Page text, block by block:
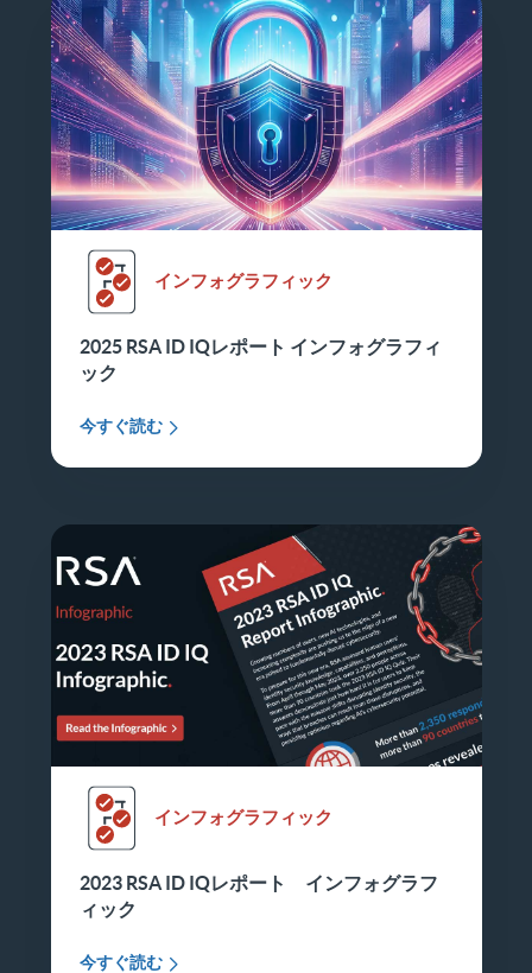
インフォグラフィック
2025 RSA ID IQレポート インフォグラフィ
ック
今すぐ読む
インフォグラフィック
2023 RSA ID IQレポート インフォグラフ
ィック
今すぐ読む